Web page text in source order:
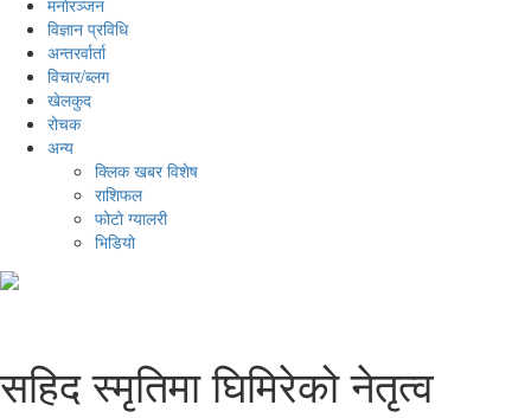
मनाेरञ्जन
विज्ञान प्रविधि
अन्तरर्वार्ता
विचार/ब्लग
खेलकुद
रोचक
अन्य
क्लिक खबर विशेष
राशिफल
फोटो ग्यालरी
भिडियो
सहिद स्मृतिमा घिमिरेको नेतृत्व